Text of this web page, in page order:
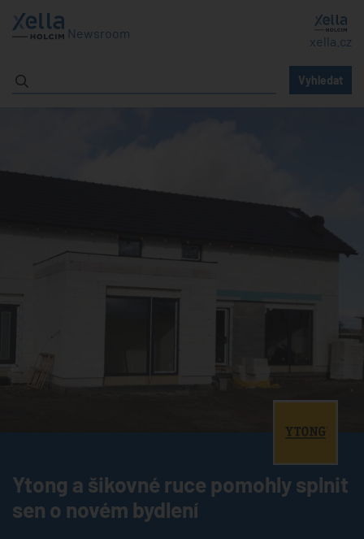
Newsroom
xella.cz
Ytong a šikovné ruce pomohly splnit
sen o novém bydlení